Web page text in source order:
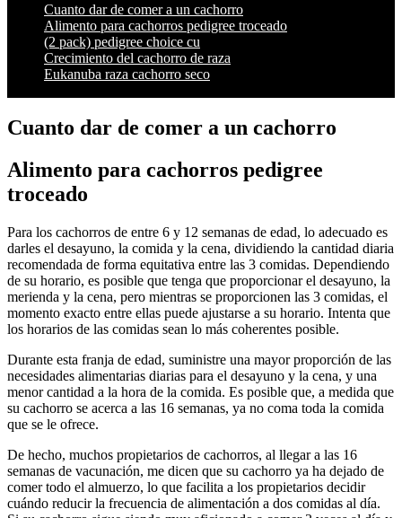
Cuanto dar de comer a un cachorro
Alimento para cachorros pedigree troceado
(2 pack) pedigree choice cu
Crecimiento del cachorro de raza
Eukanuba raza cachorro seco
Cuanto dar de comer a un cachorro
Alimento para cachorros pedigree
troceado
Para los cachorros de entre 6 y 12 semanas de edad, lo adecuado es
darles el desayuno, la comida y la cena, dividiendo la cantidad diaria
recomendada de forma equitativa entre las 3 comidas. Dependiendo
de su horario, es posible que tenga que proporcionar el desayuno, la
merienda y la cena, pero mientras se proporcionen las 3 comidas, el
momento exacto entre ellas puede ajustarse a su horario. Intenta que
los horarios de las comidas sean lo más coherentes posible.
Durante esta franja de edad, suministre una mayor proporción de las
necesidades alimentarias diarias para el desayuno y la cena, y una
menor cantidad a la hora de la comida. Es posible que, a medida que
su cachorro se acerca a las 16 semanas, ya no coma toda la comida
que se le ofrece.
De hecho, muchos propietarios de cachorros, al llegar a las 16
semanas de vacunación, me dicen que su cachorro ya ha dejado de
comer todo el almuerzo, lo que facilita a los propietarios decidir
cuándo reducir la frecuencia de alimentación a dos comidas al día.